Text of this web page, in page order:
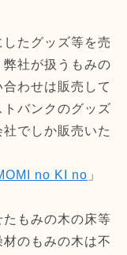
たグッズ等を売
社が扱うもみの
わせは販売して
バンクのグッズ
でしか販売いた
no KI no 」
たもみの木の床等
のもみの木は不